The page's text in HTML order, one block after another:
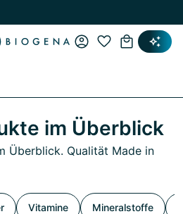
im Überblick
Überblick. Qualität Made in
Vitamine Mineralstoffe